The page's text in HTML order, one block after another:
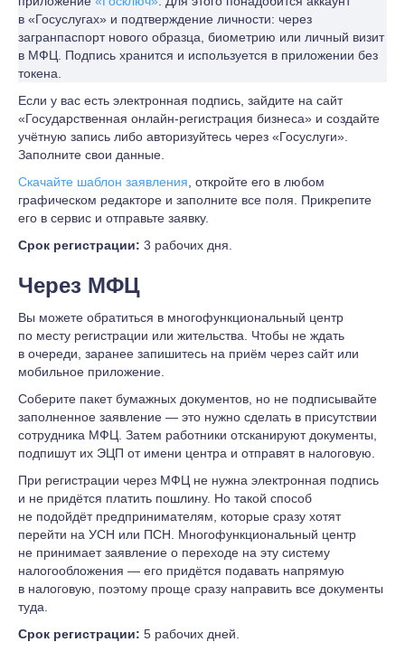
в «Госуслугах» и подтверждение личности: через
загранпаспорт нового образца, биометрию или личный визит
в МФЦ. Подпись хранится и используется в приложении без
токена.
Если у вас есть электронная подпись, зайдите на сайт
«Государственная онлайн-регистрация бизнеса» и создайте
учётную запись либо авторизуйтесь через «Госуслуги».
Заполните свои данные.
Скачайте шаблон заявления , откройте его в любом
графическом редакторе и заполните все поля. Прикрепите
его в сервис и отправьте заявку.
Срок регистрации: 3 рабочих дня.
Через МФЦ
Вы можете обратиться в многофункциональный центр
по месту регистрации или жительства. Чтобы не ждать
в очереди, заранее запишитесь на приём через сайт или
мобильное приложение.
Соберите пакет бумажных документов, но не подписывайте
заполненное заявление — это нужно сделать в присутствии
сотрудника МФЦ. Затем работники отсканируют документы,
подпишут их ЭЦП от имени центра и отправят в налоговую.
При регистрации через МФЦ не нужна электронная подпись
и не придётся платить пошлину. Но такой способ
не подойдёт предпринимателям, которые сразу хотят
перейти на УСН или ПСН. Многофункциональный центр
не принимает заявление о переходе на эту систему
налогообложения — его придётся подавать напрямую
в налоговую, поэтому проще сразу направить все документы
туда.
Срок регистрации: 5 рабочих дней.